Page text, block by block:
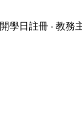
開學日註冊 - 教務